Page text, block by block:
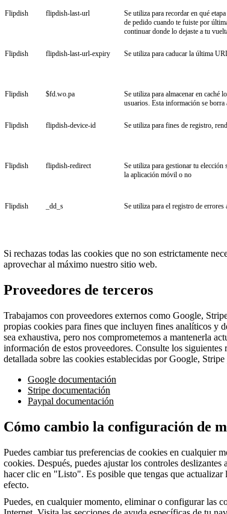
Flipdish flipdish-last-url
Se utiliza para recordar en qué
de pedido cuando te fuiste por
continuar donde lo dejaste a tu
Flipdish flipdish-last-url-expiry Se utiliza para caducar la última
Flipdish $fd.wo.pa
Se utiliza para almacenar en caché
usuarios. Esta información se borra
Flipdish flipdish-device-id Se utiliza para fines de registro,
Flipdish flipdish-redirect
Se utiliza para gestionar tu elección
la aplicación móvil o no
Flipdish _dd_s Se utiliza para el registro de errores
Si rechazas todas las cookies que no son estrictamente
aprovechar al máximo nuestro sitio web.
Proveedores de terceros
Trabajamos con proveedores externos como Google,
propias cookies para fines que incluyen fines analíticos y
sea exhaustiva, pero nos comprometemos a mantenerla
información de estos proveedores. Consulte los
detallada sobre las cookies establecidas por Google,
Google documentación
Stripe documentación
Paypal documentación
Cómo cambio la configuración de
Puedes cambiar tus preferencias de cookies en cualquier
cookies. Después, puedes ajustar los controles
hacer clic en "Listo". Es posible que tengas que
efecto.
Puedes, en cualquier momento, eliminar o configurar las